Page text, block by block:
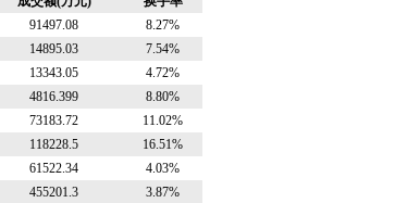
91497.08
8.27%
14895.03
7.54%
13343.05
4.72%
4816.399
8.80%
73183.72
11.02%
118228.5
16.51%
61522.34
4.03%
455201.3
3.87%